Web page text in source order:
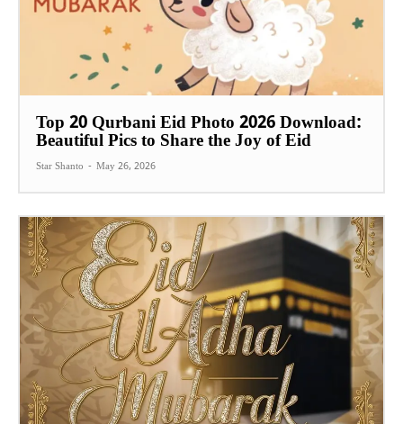
Top 20 Qurbani Eid Photo 2026 Download:
Beautiful Pics to Share the Joy of Eid
Star Shanto - May 26, 2026